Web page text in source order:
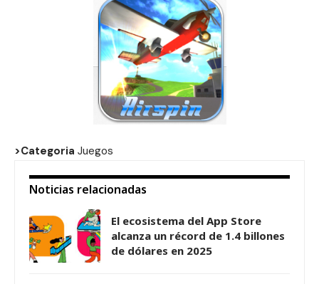
>Categoria Juegos
Noticias relacionadas
El ecosistema del App Store
alcanza un récord de 1.4 billones
de dólares en 2025